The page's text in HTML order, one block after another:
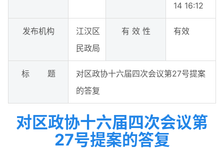
14 16:12
发布机构
江汉区
民政局
有 效 性 有效
标 题
对区政协十六届四次会议第27号提案
的答复
对区政协十六届四次会议第
27号提案的答复